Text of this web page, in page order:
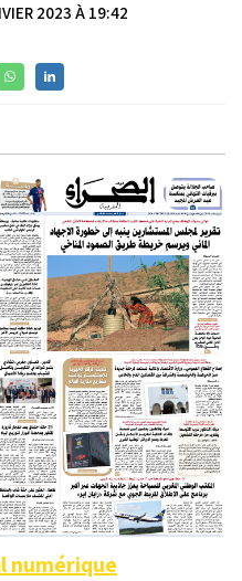
2023 À 19:42
numérique